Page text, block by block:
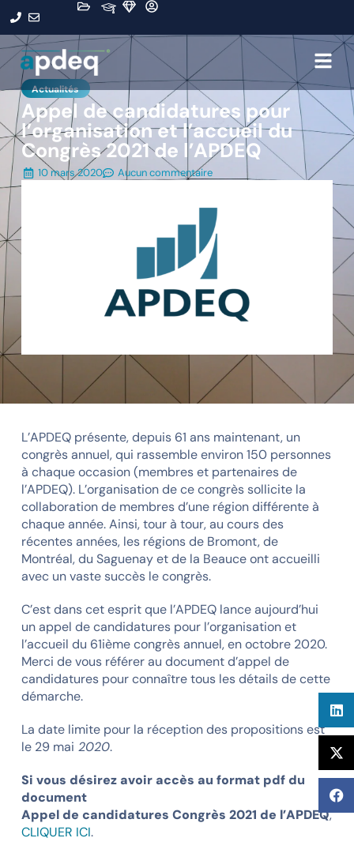
Actualités
Appel de candidatures pour
l’organisation et l’accueil du
Congrès 2021 de l’APDEQ
10 mars 2020 Aucun commentaire
L’APDEQ présente, depuis 61 ans maintenant, un
congrès annuel, qui rassemble environ 150 personnes
à chaque occasion (membres et partenaires de
l’APDEQ). L’organisation de ce congrès sollicite la
collaboration de membres d’une région différente à
chaque année. Ainsi, tour à tour, au cours des
récentes années, les régions de Bromont, de
Montréal, du Saguenay et de la Beauce ont accueilli
avec un vaste succès le congrès.
C’est dans cet esprit que l’APDEQ lance aujourd’hui
un appel de candidatures pour l’organisation et
l’accueil du 61ième congrès annuel, en octobre 2020.
Merci de vous référer au document d’appel de
candidatures pour connaître tous les détails de cette
démarche.
La date limite pour la réception des propositions est
le 29 mai 2020.
Si vous désirez avoir accès au format pdf du
document
Appel de candidatures Congrès 2021 de l’APDEQ,
CLIQUER ICI.